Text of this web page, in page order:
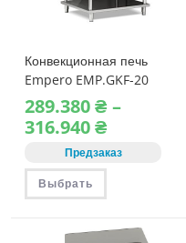
Конвекционная печь
Empero EMP.GKF-20
газовая
289.380₴ –
316.940₴Диапазон
цен:
289.380 ₴
–
316.940 ₴
Предзаказ
Выбрать
Этот
имеет
вариаций.
Опции